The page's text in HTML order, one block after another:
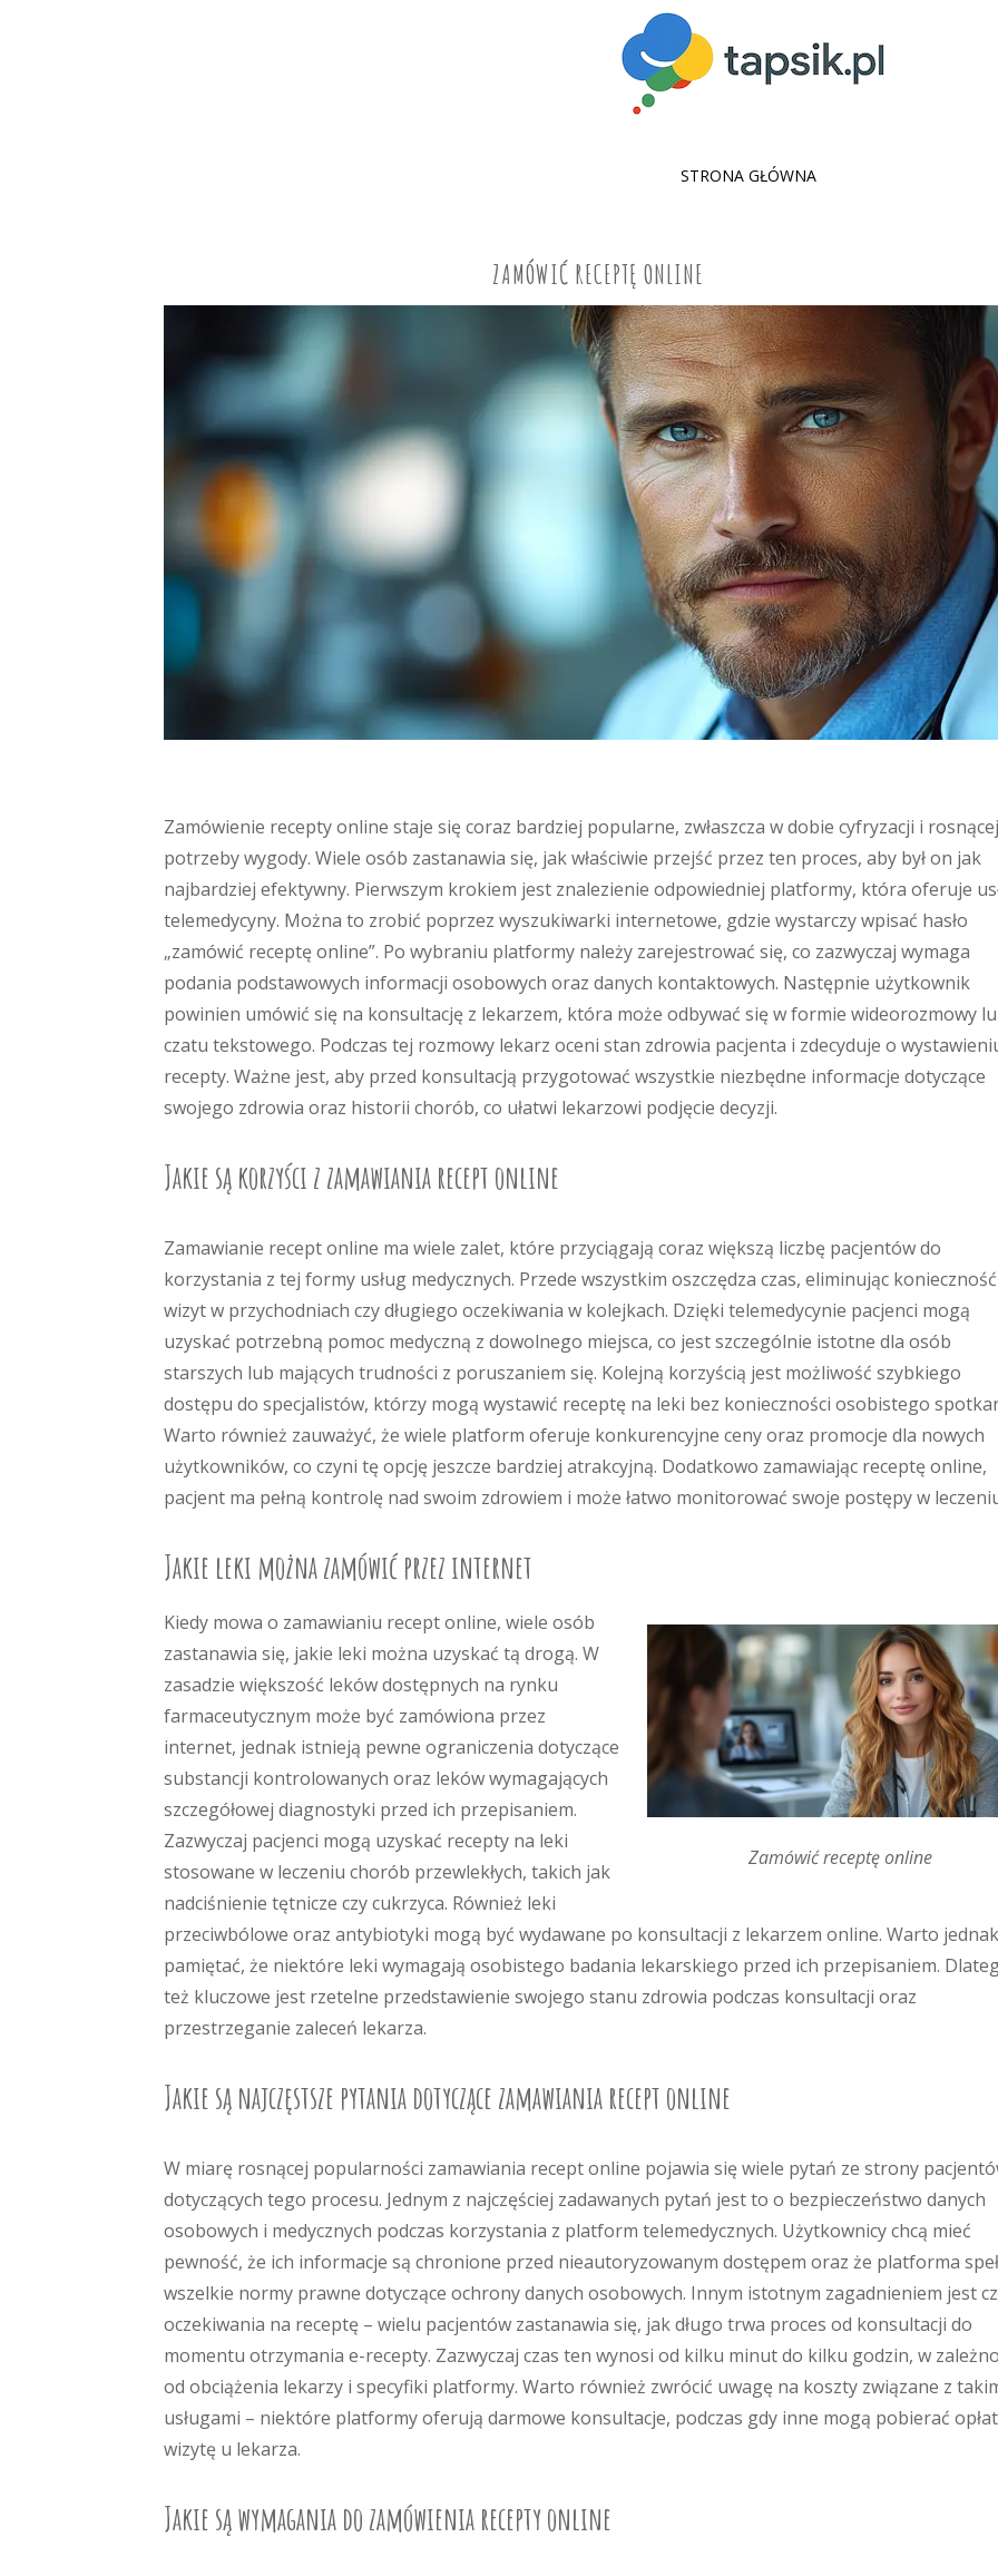
SKIP
STRONA GŁÓWNA
ZAMÓWIĆ RECEPTĘ ONLINE
Zamówienie recepty online staje się coraz bardziej popularne, zwłaszcza w dobie cyfryzacji i rosnącej
potrzeby wygody. Wiele osób zastanawia się, jak właściwie przejść przez ten proces, aby był on jak
najbardziej efektywny. Pierwszym krokiem jest znalezienie odpowiedniej platformy, która oferuje
telemedycyny. Można to zrobić poprzez wyszukiwarki internetowe, gdzie wystarczy wpisać hasło
„zamówić receptę online”. Po wybraniu platformy należy zarejestrować się, co zazwyczaj wymaga
podania podstawowych informacji osobowych oraz danych kontaktowych. Następnie użytkownik
powinien umówić się na konsultację z lekarzem, która może odbywać się w formie wideorozmowy
czatu tekstowego. Podczas tej rozmowy lekarz oceni stan zdrowia pacjenta i zdecyduje o
recepty. Ważne jest, aby przed konsultacją przygotować wszystkie niezbędne informacje dotyczące
swojego zdrowia oraz historii chorób, co ułatwi lekarzowi podjęcie decyzji.
Jakie są korzyści z zamawiania recept online
Zamawianie recept online ma wiele zalet, które przyciągają coraz większą liczbę pacjentów do
korzystania z tej formy usług medycznych. Przede wszystkim oszczędza czas, eliminując konieczność
wizyt w przychodniach czy długiego oczekiwania w kolejkach. Dzięki telemedycynie pacjenci mogą
uzyskać potrzebną pomoc medyczną z dowolnego miejsca, co jest szczególnie istotne dla osób
starszych lub mających trudności z poruszaniem się. Kolejną korzyścią jest możliwość szybkiego
dostępu do specjalistów, którzy mogą wystawić receptę na leki bez konieczności osobistego
Warto również zauważyć, że wiele platform oferuje konkurencyjne ceny oraz promocje dla nowych
użytkowników, co czyni tę opcję jeszcze bardziej atrakcyjną. Dodatkowo zamawiając receptę online,
pacjent ma pełną kontrolę nad swoim zdrowiem i może łatwo monitorować swoje postępy w
Jakie leki można zamówić przez internet
Zamówić receptę online
Kiedy mowa o zamawianiu recept online, wiele osób
zastanawia się, jakie leki można uzyskać tą drogą. W
zasadzie większość leków dostępnych na rynku
farmaceutycznym może być zamówiona przez
internet, jednak istnieją pewne ograniczenia dotyczące
substancji kontrolowanych oraz leków wymagających
szczegółowej diagnostyki przed ich przepisaniem.
Zazwyczaj pacjenci mogą uzyskać recepty na leki
stosowane w leczeniu chorób przewlekłych, takich jak
nadciśnienie tętnicze czy cukrzyca. Również leki
przeciwbólowe oraz antybiotyki mogą być wydawane po konsultacji z lekarzem online. Warto jednak
pamiętać, że niektóre leki wymagają osobistego badania lekarskiego przed ich przepisaniem.
też kluczowe jest rzetelne przedstawienie swojego stanu zdrowia podczas konsultacji oraz
przestrzeganie zaleceń lekarza.
Jakie są najczęstsze pytania dotyczące zamawiania recept online
W miarę rosnącej popularności zamawiania recept online pojawia się wiele pytań ze strony
dotyczących tego procesu. Jednym z najczęściej zadawanych pytań jest to o bezpieczeństwo danych
osobowych i medycznych podczas korzystania z platform telemedycznych. Użytkownicy chcą mieć
pewność, że ich informacje są chronione przed nieautoryzowanym dostępem oraz że platforma
wszelkie normy prawne dotyczące ochrony danych osobowych. Innym istotnym zagadnieniem jest
oczekiwania na receptę – wielu pacjentów zastanawia się, jak długo trwa proces od konsultacji do
momentu otrzymania e-recepty. Zazwyczaj czas ten wynosi od kilku minut do kilku godzin, w
od obciążenia lekarzy i specyfiki platformy. Warto również zwrócić uwagę na koszty związane z
usługami – niektóre platformy oferują darmowe konsultacje, podczas gdy inne mogą pobierać
wizytę u lekarza.
Jakie są wymagania do zamówienia recepty online